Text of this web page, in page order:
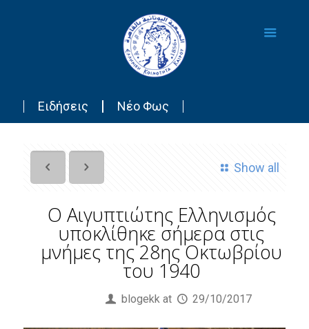
Ειδήσεις Νέο Φως
Show all
Ο Αιγυπτιώτης Ελληνισμός
υποκλίθηκε σήμερα στις
μνήμες της 28ης Οκτωβρίου
του 1940
blogekk at 29/10/2017